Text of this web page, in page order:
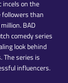
incels on the
followers than
BAD
comedy series
look behind
The series is
influencers.